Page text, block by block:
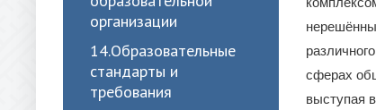
организации
14.Образовательные
стандарты и
требования
сферах
выступая